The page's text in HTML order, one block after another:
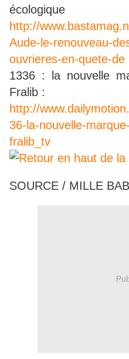
écologique
http://
Aude-le-renouveau-
ouvrieres-en-quete-de
1336 : la nouvelle
Fralib :
http://
36-la-nouvelle-
fralib_tv
SOURCE / MILLE